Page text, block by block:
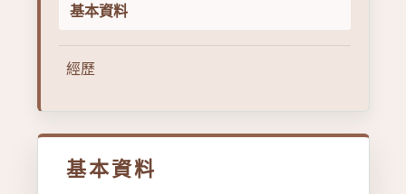
基本資料
經歷
基本資料